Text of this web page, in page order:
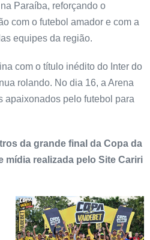
Paraíba, reforçando o
com o futebol amador e com a
equipes da região.
com o título inédito do Inter do
rolando. No dia 16, a Arena
apaixonados pelo futebol para
da grande final da Copa da
mídia realizada pelo Site Cariri